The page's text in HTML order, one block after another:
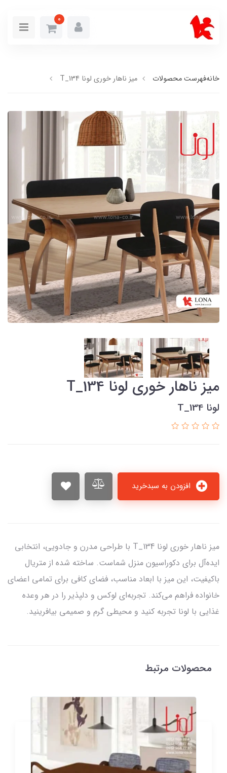
0
خانهفهرست محصولات میز ناهار خوری لونا T_134
میز ناهار خوری لونا T_134
لونا T_134
میز ناهار خوری لونا T_134 با طراحی مدرن و جادویی، انتخابی
ایده‌آل برای دکوراسیون منزل شماست. ساخته شده از متریال
باکیفیت، این میز با ابعاد مناسب، فضای کافی برای تمامی اعضای
خانواده فراهم می‌کند. تجربه‌ای لوکس و دلپذیر را در هر وعده
غذایی با لونا تجربه کنید و محیطی گرم و صمیمی بیافرینید.
محصولات مرتبط